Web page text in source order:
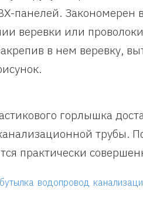
панелей. Закономерен
веревки или
в нем веревку,
горлышка
трубы.
практически
водопровод